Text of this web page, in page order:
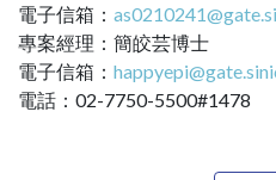
電子信箱：
專案經理：簡皎芸博士
電子信箱：
電話：02-7750-5500#1478